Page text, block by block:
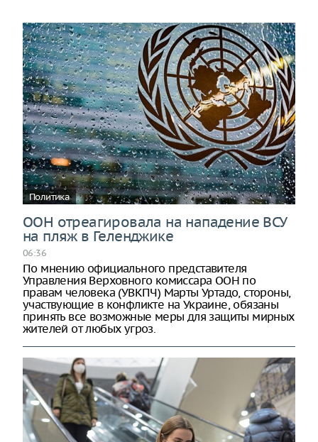
Политика
ООН отреагировала на нападение ВСУ
на пляж в Геленджике
06:36
По мнению официального представителя
Управления Верховного комиссара ООН по
правам человека (УВКПЧ) Марты Уртадо, стороны,
участвующие в конфликте на Украине, обязаны
принять все возможные меры для защиты мирных
жителей от любых угроз.